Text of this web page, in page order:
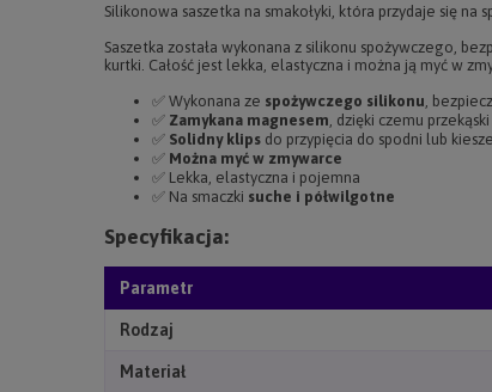
Silikonowa saszetka na smakołyki, która przydaje się
Saszetka została wykonana z silikonu spożywczego,
kurtki. Całość jest lekka, elastyczna i można ją myć w
✅ Wykonana ze spożywczego silikonu,
✅ Zamykana magnesem, dzięki czemu
✅ Solidny klips do przypięcia do spodni lub
✅ Można myć w zmywarce
✅ Lekka, elastyczna i pojemna
✅ Na smaczki suche i półwilgotne
Specyfikacja:
Parametr
Rodzaj
Materiał